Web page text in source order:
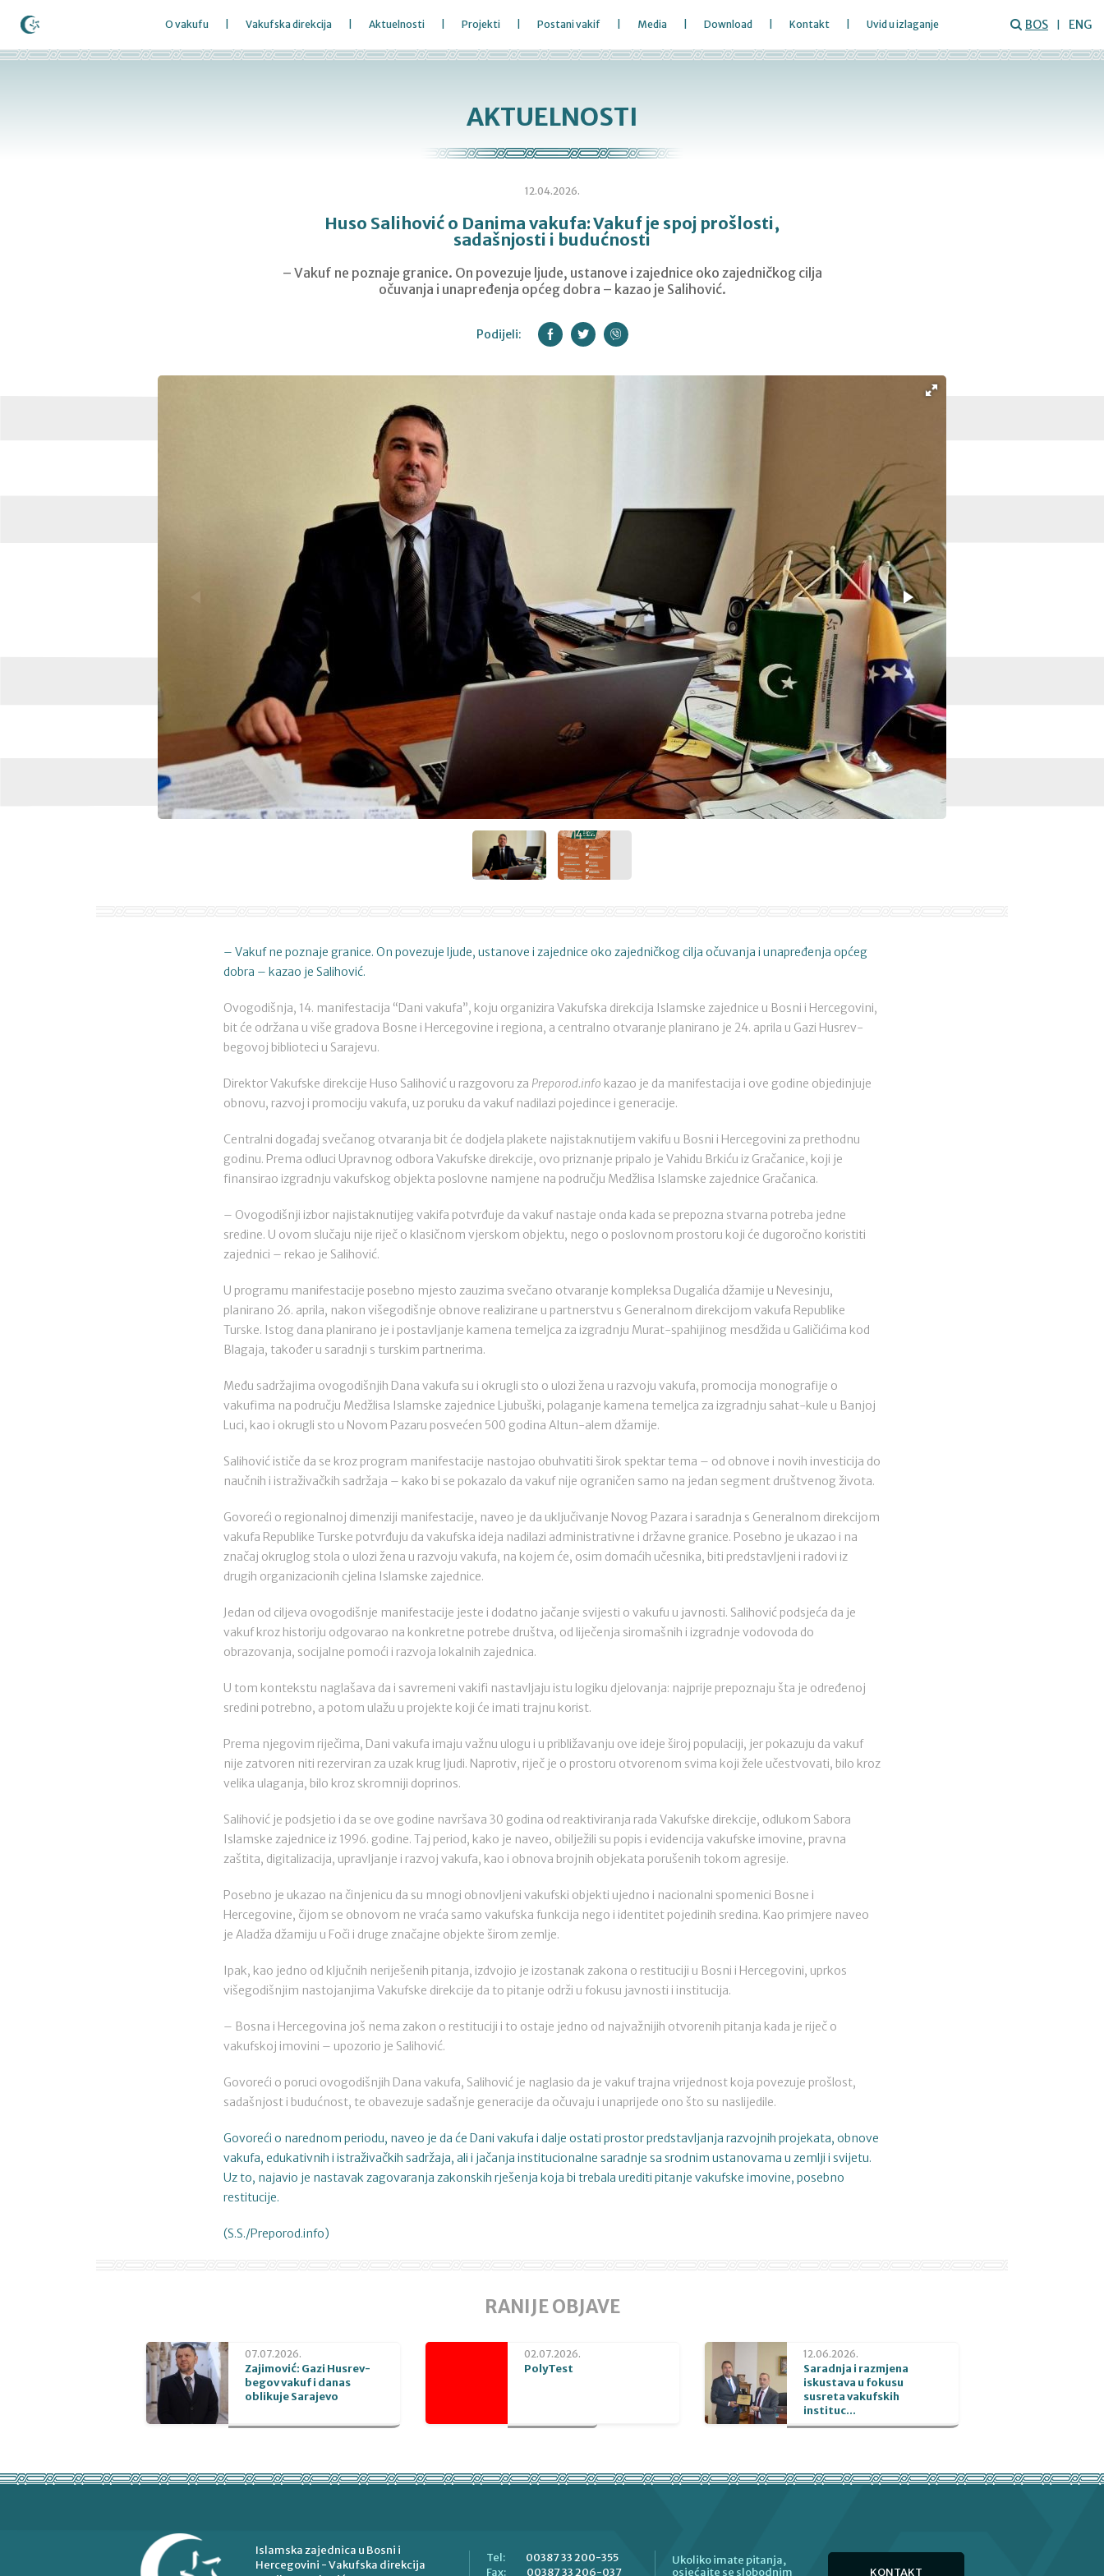
O vakufu Vakufska direkcija Aktuelnosti Projekti Postani vakif Media Download Kontakt Uvid u izlaganje BOS ENG
AKTUELNOSTI
12.04.2026.
Huso Salihović o Danima vakufa: Vakuf je spoj prošlosti,
sadašnjosti i budućnosti
– Vakuf ne poznaje granice. On povezuje ljude, ustanove i zajednice oko zajedničkog cilja
očuvanja i unapređenja općeg dobra – kazao je Salihović.
Podijeli:
– Vakuf ne poznaje granice. On povezuje ljude, ustanove i zajednice oko zajedničkog cilja očuvanja i unapređenja općeg
dobra – kazao je Salihović.
Ovogodišnja, 14. manifestacija “Dani vakufa”, koju organizira Vakufska direkcija Islamske zajednice u Bosni i Hercegovini,
bit će održana u više gradova Bosne i Hercegovine i regiona, a centralno otvaranje planirano je 24. aprila u Gazi Husrev-
begovoj biblioteci u Sarajevu.
Direktor Vakufske direkcije Huso Salihović u razgovoru za Preporod.info kazao je da manifestacija i ove godine objedinjuje
obnovu, razvoj i promociju vakufa, uz poruku da vakuf nadilazi pojedince i generacije.
Centralni događaj svečanog otvaranja bit će dodjela plakete najistaknutijem vakifu u Bosni i Hercegovini za prethodnu
godinu. Prema odluci Upravnog odbora Vakufske direkcije, ovo priznanje pripalo je Vahidu Brkiću iz Gračanice, koji je
finansirao izgradnju vakufskog objekta poslovne namjene na području Medžlisa Islamske zajednice Gračanica.
– Ovogodišnji izbor najistaknutijeg vakifa potvrđuje da vakuf nastaje onda kada se prepozna stvarna potreba jedne
sredine. U ovom slučaju nije riječ o klasičnom vjerskom objektu, nego o poslovnom prostoru koji će dugoročno koristiti
zajednici – rekao je Salihović.
U programu manifestacije posebno mjesto zauzima svečano otvaranje kompleksa Dugalića džamije u Nevesinju,
planirano 26. aprila, nakon višegodišnje obnove realizirane u partnerstvu s Generalnom direkcijom vakufa Republike
Turske. Istog dana planirano je i postavljanje kamena temeljca za izgradnju Murat-spahijinog mesdžida u Galičićima kod
Blagaja, također u saradnji s turskim partnerima.
Među sadržajima ovogodišnjih Dana vakufa su i okrugli sto o ulozi žena u razvoju vakufa, promocija monografije o
vakufima na području Medžlisa Islamske zajednice Ljubuški, polaganje kamena temeljca za izgradnju sahat-kule u Banjoj
Luci, kao i okrugli sto u Novom Pazaru posvećen 500 godina Altun-alem džamije.
Salihović ističe da se kroz program manifestacije nastojao obuhvatiti širok spektar tema – od obnove i novih investicija do
naučnih i istraživačkih sadržaja – kako bi se pokazalo da vakuf nije ograničen samo na jedan segment društvenog života.
Govoreći o regionalnoj dimenziji manifestacije, naveo je da uključivanje Novog Pazara i saradnja s Generalnom direkcijom
vakufa Republike Turske potvrđuju da vakufska ideja nadilazi administrativne i državne granice. Posebno je ukazao i na
značaj okruglog stola o ulozi žena u razvoju vakufa, na kojem će, osim domaćih učesnika, biti predstavljeni i radovi iz
drugih organizacionih cjelina Islamske zajednice.
Jedan od ciljeva ovogodišnje manifestacije jeste i dodatno jačanje svijesti o vakufu u javnosti. Salihović podsjeća da je
vakuf kroz historiju odgovarao na konkretne potrebe društva, od liječenja siromašnih i izgradnje vodovoda do
obrazovanja, socijalne pomoći i razvoja lokalnih zajednica.
U tom kontekstu naglašava da i savremeni vakifi nastavljaju istu logiku djelovanja: najprije prepoznaju šta je određenoj
sredini potrebno, a potom ulažu u projekte koji će imati trajnu korist.
Prema njegovim riječima, Dani vakufa imaju važnu ulogu i u približavanju ove ideje široj populaciji, jer pokazuju da vakuf
nije zatvoren niti rezerviran za uzak krug ljudi. Naprotiv, riječ je o prostoru otvorenom svima koji žele učestvovati, bilo kroz
velika ulaganja, bilo kroz skromniji doprinos.
Salihović je podsjetio i da se ove godine navršava 30 godina od reaktiviranja rada Vakufske direkcije, odlukom Sabora
Islamske zajednice iz 1996. godine. Taj period, kako je naveo, obilježili su popis i evidencija vakufske imovine, pravna
zaštita, digitalizacija, upravljanje i razvoj vakufa, kao i obnova brojnih objekata porušenih tokom agresije.
Posebno je ukazao na činjenicu da su mnogi obnovljeni vakufski objekti ujedno i nacionalni spomenici Bosne i
Hercegovine, čijom se obnovom ne vraća samo vakufska funkcija nego i identitet pojedinih sredina. Kao primjere naveo
je Aladža džamiju u Foči i druge značajne objekte širom zemlje.
Ipak, kao jedno od ključnih neriješenih pitanja, izdvojio je izostanak zakona o restituciji u Bosni i Hercegovini, uprkos
višegodišnjim nastojanjima Vakufske direkcije da to pitanje održi u fokusu javnosti i institucija.
– Bosna i Hercegovina još nema zakon o restituciji i to ostaje jedno od najvažnijih otvorenih pitanja kada je riječ o
vakufskoj imovini – upozorio je Salihović.
Govoreći o poruci ovogodišnjih Dana vakufa, Salihović je naglasio da je vakuf trajna vrijednost koja povezuje prošlost,
sadašnjost i budućnost, te obavezuje sadašnje generacije da očuvaju i unaprijede ono što su naslijedile.
Govoreći o narednom periodu, naveo je da će Dani vakufa i dalje ostati prostor predstavljanja razvojnih projekata, obnove
vakufa, edukativnih i istraživačkih sadržaja, ali i jačanja institucionalne saradnje sa srodnim ustanovama u zemlji i svijetu.
Uz to, najavio je nastavak zagovaranja zakonskih rješenja koja bi trebala urediti pitanje vakufske imovine, posebno
restitucije.
(S.S./Preporod.info)
RANIJE OBJAVE
07.07.2026.
Zajimović: Gazi Husrev-
begov vakuf i danas
oblikuje Sarajevo
02.07.2026.
PolyTest
12.06.2026.
Saradnja i razmjena
iskustava u fokusu
susreta vakufskih
instituc...
Islamska zajednica u Bosni i
Hercegovini - Vakufska direkcija
Tel:
00387 33 200-355
Fax:
00387 33 206-037
Ukoliko imate pitanja,
osjećajte se slobodnim
KONTAKT